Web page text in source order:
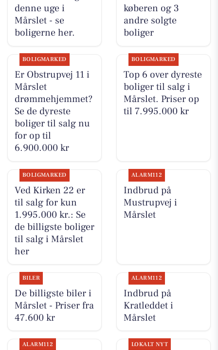
denne uge i
Mårslet - se
boligerne her.
køberen og 3
andre solgte
boliger
BOLIGMARKED
Er Obstrupvej 11 i
Mårslet
drømmehjemmet?
Se de dyreste
boliger til salg nu
for op til
6.900.000 kr
BOLIGMARKED
Top 6 over dyreste
boliger til salg i
Mårslet. Priser op
til 7.995.000 kr
BOLIGMARKED
Ved Kirken 22 er
til salg for kun
1.995.000 kr.: Se
de billigste boliger
til salg i Mårslet
her
ALARM112
Indbrud på
Mustrupvej i
Mårslet
BILER
De billigste biler i
Mårslet - Priser fra
47.600 kr
ALARM112
Indbrud på
Kratleddet i
Mårslet
ALARM112 LOKALT NYT